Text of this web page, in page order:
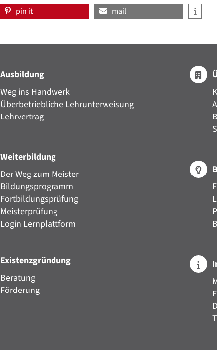
pin it mail
Ausbildung
Weg ins Handwerk
Überbetriebliche Lehrunterweisung
Lehrvertrag
Weiterbildung
Der Weg zum Meister
Bildungsprogramm
Fortbildungsprüfung
Meisterprüfung
Login Lernplattform
Existenzgründung
Beratung
Förderung